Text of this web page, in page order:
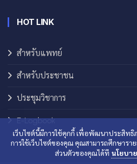
HOT LINK
สำหรับแพทย์
สำหรับประชาชน
ประชุมวิชาการ
E-Logbook
เว็บไซต์นี้มีการใช้คุกกี้ เพื่อพัฒนาประสิท
การใช้เว็บไซต์ของคุณ คุณสามารถศึกษารา
ส่วนตัวของคุณได้ที นโยบา